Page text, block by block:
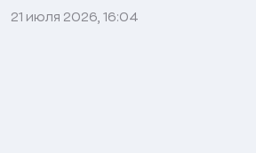
21 июля 2026, 16:04